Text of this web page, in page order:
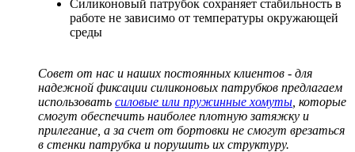
Силиконовый патрубок сохраняет стабильность в
работе не зависимо от температуры окружающей
среды
Совет от нас и наших постоянных клиентов - для
надежной фиксации силиконовых патрубков предлагаем
использовать силовые или пружинные хомуты , которые
смогут обеспечить наиболее плотную затяжку и
прилегание, а за счет от бортовки не смогут врезаться
в стенки патрубка и порушить их структуру.